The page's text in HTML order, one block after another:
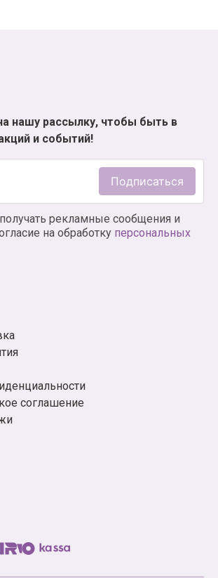
нашу рассылку, чтобы быть в
и событий!
Подписаться
рекламные сообщения и
на обработку персональных
соглашение